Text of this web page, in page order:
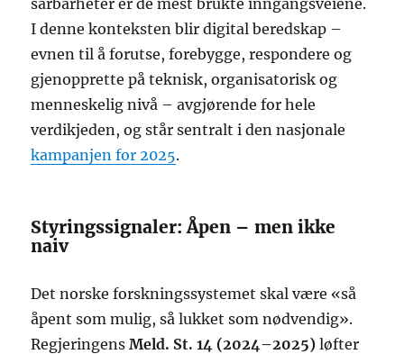
I denne konteksten blir digital beredskap –
evnen til å forutse, forebygge, respondere og
gjenopprette på teknisk, organisatorisk og
menneskelig nivå – avgjørende for hele
verdikjeden, og står sentralt i den nasjonale
kampanjen for 2025.
Styringssignaler: Åpen – men ikke
naiv
Det norske forskningssystemet skal være «så
åpent som mulig, så lukket som nødvendig».
RegjeringensMeld. St. 14 (2024–2025) løfter